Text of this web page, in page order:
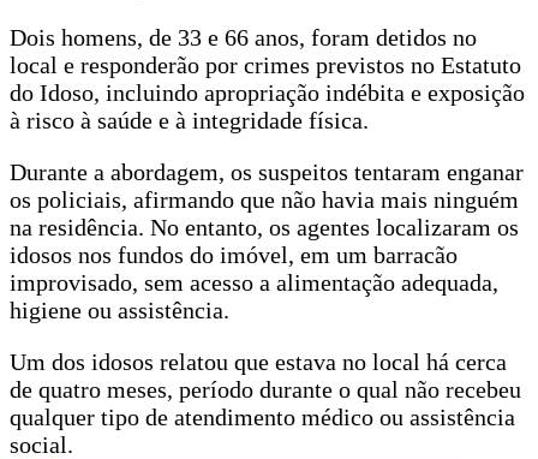
Dois homens, de 33 e 66 anos, foram detidos no
local e responderão por crimes previstos no Estatuto
do Idoso, incluindo apropriação indébita e exposição
à risco à saúde e à integridade física.
Durante a abordagem, os suspeitos tentaram enganar
os policiais, afirmando que não havia mais ninguém
na residência. No entanto, os agentes localizaram os
idosos nos fundos do imóvel, em um barracão
improvisado, sem acesso a alimentação adequada,
higiene ou assistência.
Um dos idosos relatou que estava no local há cerca
de quatro meses, período durante o qual não recebeu
qualquer tipo de atendimento médico ou assistência
social.